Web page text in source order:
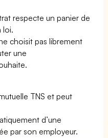
respecte un panier de
loi.
choisit pas librement
une
TNS et peut
d’une
par son employeur.